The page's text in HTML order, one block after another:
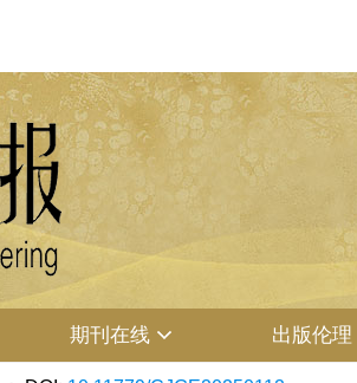
期刊在线 出版伦理